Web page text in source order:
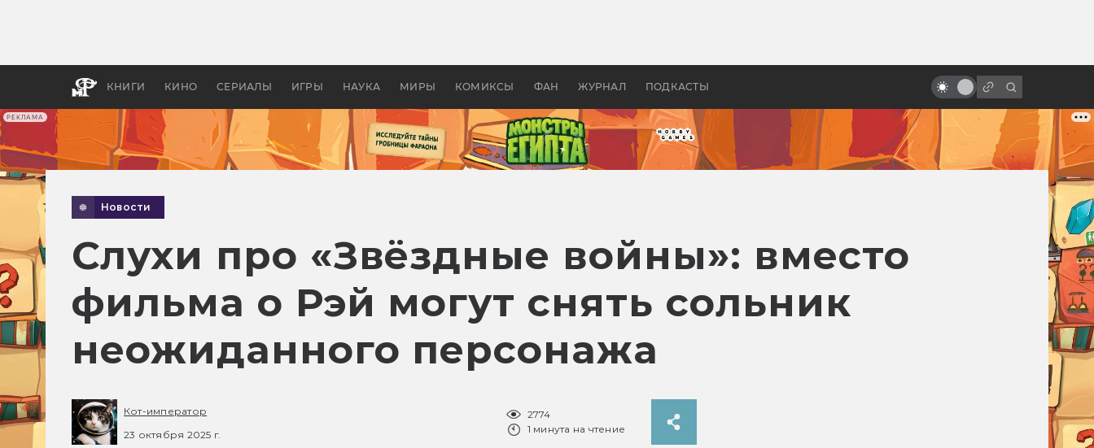
РЕКЛАМА
КНИГИ КИНО СЕРИАЛЫ ИГРЫ НАУКА МИРЫ КОМИКСЫ ФАН ЖУРНАЛ ПОДКАСТЫ
бы «Властелина колец»
Древней Грецией
мультфильма про зелёного огра
Новости
Слухи про «Звёздные войны»: вместо
фильма о Рэй могут снять сольник
неожиданного персонажа
Кот-император
23 октября 2025 г.
2774
1 минута на чтение